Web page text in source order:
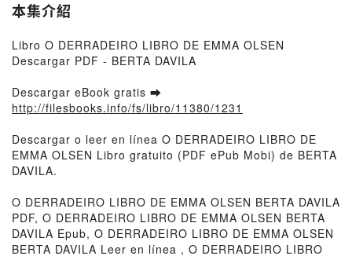
本集介紹
Libro O DERRADEIRO LIBRO DE EMMA OLSEN
Descargar PDF - BERTA DAVILA
Descargar eBook gratis ➡
http://filesbooks.info/fs/libro/11380/1231
Descargar o leer en línea O DERRADEIRO LIBRO DE
EMMA OLSEN Libro gratuito (PDF ePub Mobi) de BERTA
DAVILA.
O DERRADEIRO LIBRO DE EMMA OLSEN BERTA DAVILA
PDF, O DERRADEIRO LIBRO DE EMMA OLSEN BERTA
DAVILA Epub, O DERRADEIRO LIBRO DE EMMA OLSEN
BERTA DAVILA Leer en línea , O DERRADEIRO LIBRO